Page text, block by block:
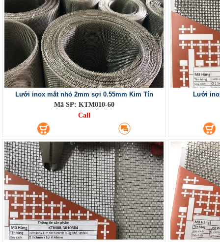
Lưới inox mắt nhỏ 2mm sợi 0.55mm Kim Tín
Mã SP: KTM010-60
Call
Lưới